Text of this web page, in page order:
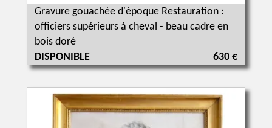
Gravure gouachée d'époque Restauration :
officiers supérieurs à cheval - beau cadre en
bois doré
DISPONIBLE
630 €